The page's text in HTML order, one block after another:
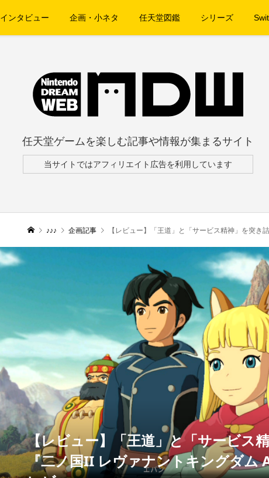
インタビュー 企画・小ネタ 任天堂図鑑 シリーズ
任天堂ゲームを楽しむ記事や情報が集まるサイト
当サイトではアフィリエイト広告を利用しています
♪♪♪ 企画記事 【レビュー】「王道」と「サービス精神」を突き詰めたRPG
【レビュー】「王道」と「サービス
『二ノ国II レヴァナントキングダ